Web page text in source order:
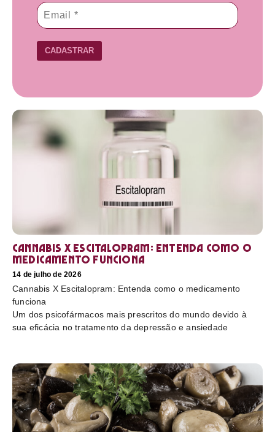
CADASTRAR
Cannabis X Escitalopram: Entenda como o
medicamento funciona
14 de julho de 2026
Cannabis X Escitalopram: Entenda como o medicamento
funciona
Um dos psicofármacos mais prescritos do mundo devido à
sua eficácia no tratamento da depressão e ansiedade